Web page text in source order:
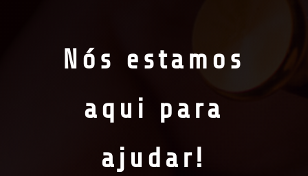
Nós estamos
aqui para
ajudar!